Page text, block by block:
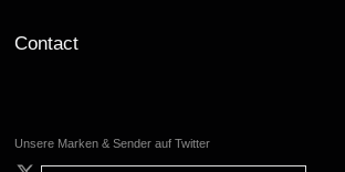
Contact
Unsere Marken & Sender auf Twitter